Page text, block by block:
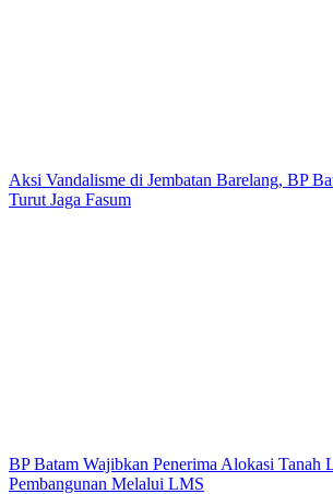
Aksi Vandalisme di Jembatan Barelang, BP
Turut Jaga Fasum
BP Batam Wajibkan Penerima Alokasi Tanah
Pembangunan Melalui LMS